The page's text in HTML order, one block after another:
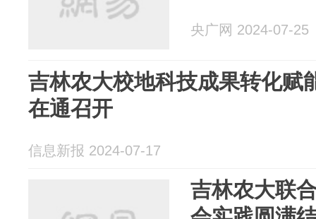
央广网 2024-07-25
吉林农大校地科技成果转化赋
在通召开
信息新报 2024-07-17
吉林农大联